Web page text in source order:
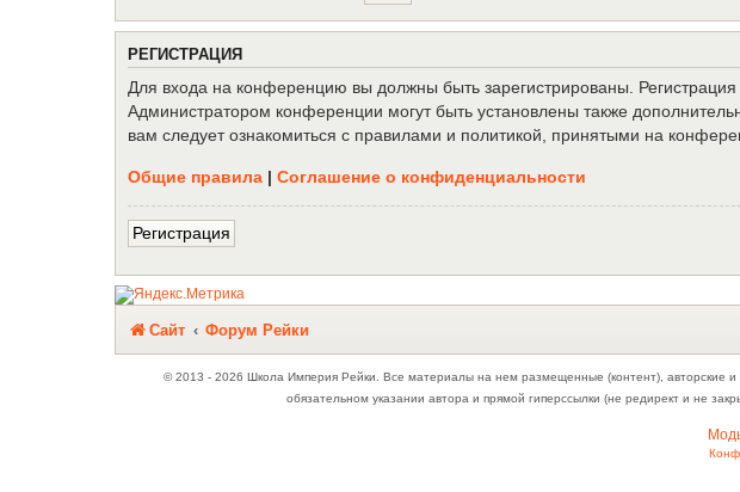
РЕГИСТРАЦИЯ
Для входа на конференцию вы должны быть зарегистрированы.
Администратором конференции могут быть установлены также
вам следует ознакомиться с правилами и политикой, принятыми на
Общие правила | Соглашение о конфиденциальности
Регистрация
Сайт Форум Рейки
Связаться с
© 2013 - 2026 Школа Империя Рейки. Все материалы на нем размещенные (контент), авторские
обязательном указании автора и прямой гиперссылки (не редирект и не